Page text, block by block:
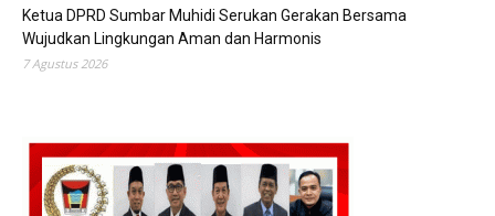
Ketua DPRD Sumbar Muhidi Serukan Gerakan Bersama
Wujudkan Lingkungan Aman dan Harmonis
7 Agustus 2026